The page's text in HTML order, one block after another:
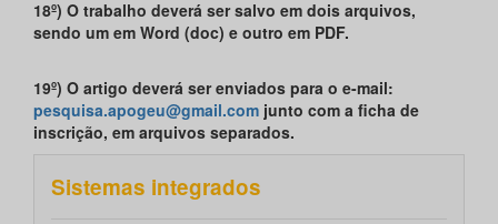
18º) O trabalho deverá ser salvo em dois arquivos,
sendo um em Word (doc) e outro em PDF.
19º) O artigo deverá ser enviados para o e-mail:
pesquisa.apogeu@gmail.com junto com a ficha de
inscrição, em arquivos separados.
Sistemas integrados